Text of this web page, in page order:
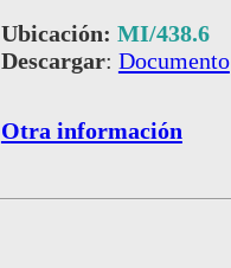
Ubicación: MI/438.6
Descargar: Documento
Otra información